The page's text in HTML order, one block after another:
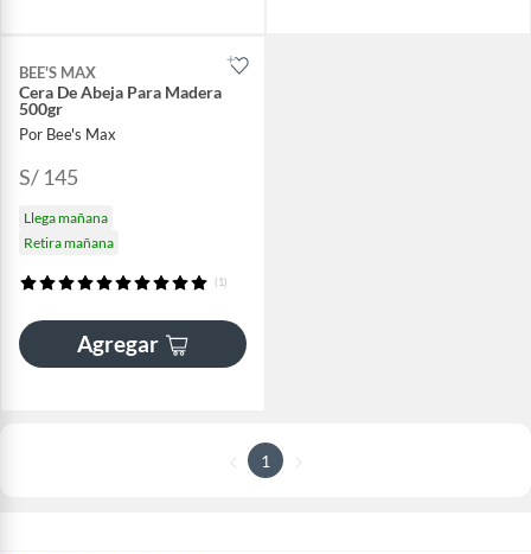
BEE'S MAX
Cera De Abeja Para Madera
500gr
Por Bee's Max
S/ 145
Llega mañana
Retira mañana
(1)
Agregar
1